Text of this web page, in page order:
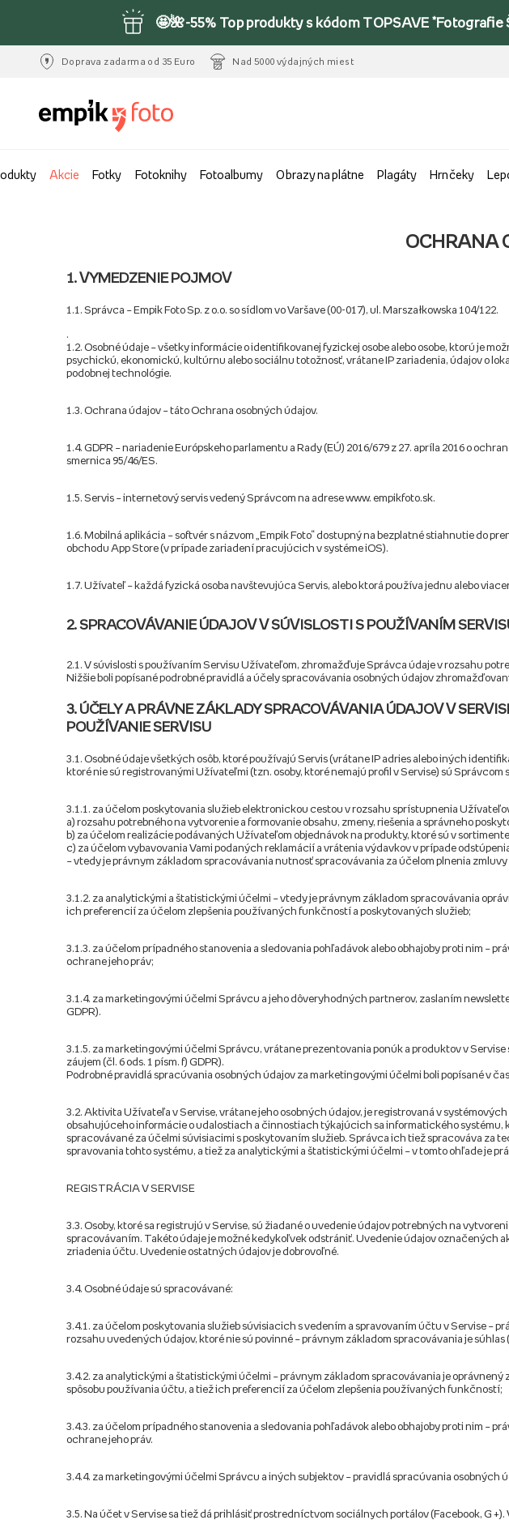
🤩🌺-55% Top produkty s kódom TOPSAVE
Doprava zadarma od 35 Euro Nad 5000 výdajných miest
Akcie Fotky Fotoknihy Fotoalbumy Obrazy na plátne Plagáty Hrnčeky
OCHRANA
1. VYMEDZENIE POJMOV
1.1. Správca – Empik Foto Sp. z o.o. so sídlom vo Varšave (00-017), ul. Marszałkowska 104/122.
.
1.2. Osobné údaje – všetky informácie o identifikovanej fyzickej osobe alebo osobe, ktorú je
psychickú, ekonomickú, kultúrnu alebo sociálnu totožnosť, vrátane IP zariadenia, údajov o
podobnej technológie.
1.3. Ochrana údajov – táto Ochrana osobných údajov.
1.4. GDPR – nariadenie Európskeho parlamentu a Rady (EÚ) 2016/679 z 27. apríla 2016 o
smernica 95/46/ES.
1.5. Servis – internetový servis vedený Správcom na adrese www. empikfoto.sk.
1.6. Mobilná aplikácia – softvér s názvom „Empik Foto“ dostupný na bezplatné stiahnutie do
obchodu App Store (v prípade zariadení pracujúcich v systéme iOS).
1.7. Užívateľ – každá fyzická osoba navštevujúca Servis, alebo ktorá používa jednu alebo
2. SPRACOVÁVANIE ÚDAJOV V SÚVISLOSTI S POUŽÍVANÍM
2.1. V súvislosti s používaním Servisu Užívateľom, zhromažďuje Správca údaje v rozsahu
Nižšie boli popísané podrobné pravidlá a účely spracovávania osobných údajov
3. ÚČELY A PRÁVNE ZÁKLADY SPRACOVÁVANIA ÚDAJOV V
POUŽÍVANIE SERVISU
3.1. Osobné údaje všetkých osôb, ktoré používajú Servis (vrátane IP adries alebo iných
ktoré nie sú registrovanými Užívateľmi (tzn. osoby, ktoré nemajú profil v Servise) sú Správcom
3.1.1. za účelom poskytovania služieb elektronickou cestou v rozsahu sprístupnenia
a) rozsahu potrebného na vytvorenie a formovanie obsahu, zmeny, riešenia a správneho
b) za účelom realizácie podávaných Užívateľom objednávok na produkty, ktoré sú v
c) za účelom vybavovania Vami podaných reklamácií a vrátenia výdavkov v prípade
– vtedy je právnym základom spracovávania nutnosť spracovávania za účelom plnenia zmluvy
3.1.2. za analytickými a štatistickými účelmi – vtedy je právnym základom spracovávania
ich preferencií za účelom zlepšenia používaných funkčností a poskytovaných služieb;
3.1.3. za účelom prípadného stanovenia a sledovania pohľadávok alebo obhajoby proti nim –
ochrane jeho práv;
3.1.4. za marketingovými účelmi Správcu a jeho dôveryhodných partnerov, zaslaním
GDPR).
3.1.5. za marketingovými účelmi Správcu, vrátane prezentovania ponúk a produktov v
záujem (čl. 6 ods. 1 písm. f) GDPR).
Podrobné pravidlá spracúvania osobných údajov za marketingovými účelmi boli popísané v
3.2. Aktivita Užívateľa v Servise, vrátane jeho osobných údajov, je registrovaná v
obsahujúceho informácie o udalostiach a činnostiach týkajúcich sa informatického
spracovávané za účelmi súvisiacimi s poskytovaním služieb. Správca ich tiež spracováva
spravovania tohto systému, a tiež za analytickými a štatistickými účelmi – v tomto ohľade je
REGISTRÁCIA V SERVISE
3.3. Osoby, ktoré sa registrujú v Servise, sú žiadané o uvedenie údajov potrebných na
spracovávaním. Takéto údaje je možné kedykoľvek odstrániť. Uvedenie údajov označených
zriadenia účtu. Uvedenie ostatných údajov je dobrovoľné.
3.4. Osobné údaje sú spracovávané:
3.4.1. za účelom poskytovania služieb súvisiacich s vedením a spravovaním účtu v Servise –
rozsahu uvedených údajov, ktoré nie sú povinné – právnym základom spracovávania je súhlas
3.4.2. za analytickými a štatistickými účelmi – právnym základom spracovávania je
spôsobu používania účtu, a tiež ich preferencií za účelom zlepšenia používaných funkčností;
3.4.3. za účelom prípadného stanovenia a sledovania pohľadávok alebo obhajoby proti nim –
ochrane jeho práv.
3.4.4. za marketingovými účelmi Správcu a iných subjektov – pravidlá spracúvania osobných
3.5. Na účet v Servise sa tiež dá prihlásiť prostredníctvom sociálnych portálov (Facebook, G